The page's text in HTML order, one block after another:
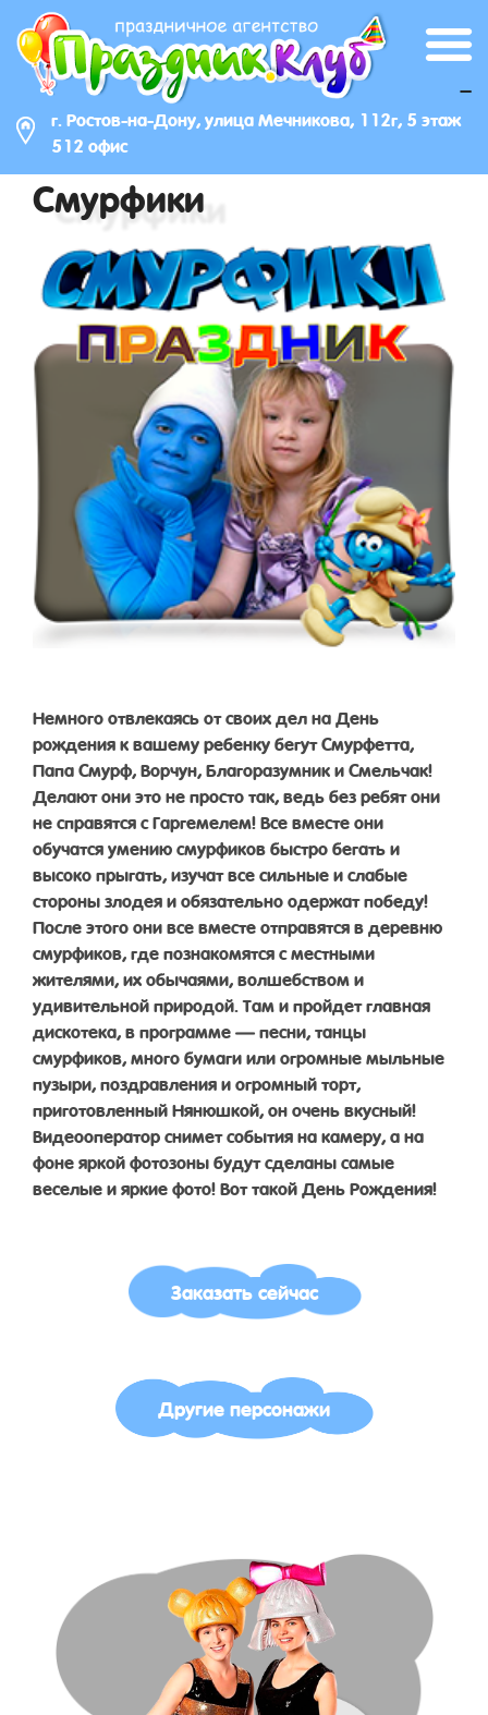
г. Ростов-на-Дону, улица Мечникова, 112г, 5 этаж
512 офис
_
Смурфики
Немного отвлекаясь от своих дел на День
рождения к вашему ребенку бегут Смурфетта,
Папа Смурф, Ворчун, Благоразумник и Смельчак!
Делают они это не просто так, ведь без ребят они
не справятся с Гаргемелем! Все вместе они
обучатся умению смурфиков быстро бегать и
высоко прыгать, изучат все сильные и слабые
стороны злодея и обязательно одержат победу!
После этого они все вместе отправятся в деревню
смурфиков, где познакомятся с местными
жителями, их обычаями, волшебством и
удивительной природой. Там и пройдет главная
дискотека, в программе — песни, танцы
смурфиков, много бумаги или огромные мыльные
пузыри, поздравления и огромный торт,
приготовленный Нянюшкой, он очень вкусный!
Видеооператор снимет события на камеру, а на
фоне яркой фотозоны будут сделаны самые
веселые и яркие фото! Вот такой День Рождения!
Заказать сейчас
Другие персонажи